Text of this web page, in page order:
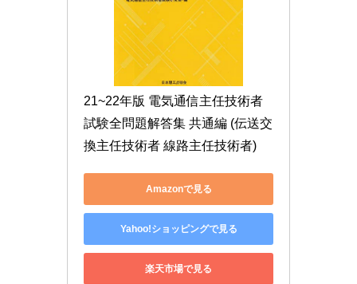
21~22年版 電気通信主任技術者
試験全問題解答集 共通編 (伝送交
換主任技術者 線路主任技術者)
Amazonで見る
Yahoo!ショッピングで見る
楽天市場で見る